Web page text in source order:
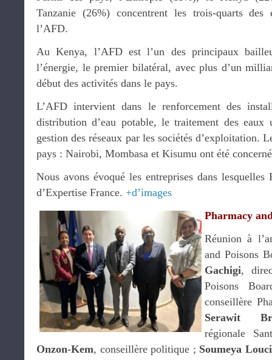
Tanzanie (26%) concentrent les trois-quarts des
l’AFD.
Au Kenya, l’AFD est l’un des principaux
l’énergie, le premier bilatéral, avec plus d’un
début des activités dans le pays.
L’AFD intervient dans le renforcement des
distribution d’eau potable, le traitement des eaux
gestion des réseaux par les sociétés d’exploitation.
pays : Nairobi, Mombasa et Kisumu ont été
Nous avons évoqué les entreprises dans
d’Expertise France. +d’images
Pharmacy
Réunion à
and Poisons
Gachigi,
Poisons
conseillère
Serawit
régionale
Onzon-Kem, conseillère politique ; Soumeya